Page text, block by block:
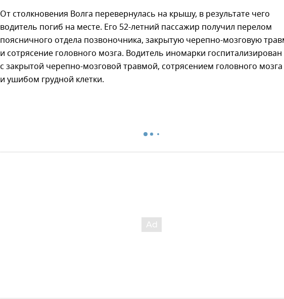
От столкновения Волга перевернулась на крышу, в результате чего
водитель погиб на месте. Его 52-летний пассажир получил перелом
поясничного отдела позвоночника, закрытую черепно-мозговую
и сотрясение головного мозга. Водитель иномарки госпитализирован
с закрытой черепно-мозговой травмой, сотрясением головного мозга
и ушибом грудной клетки.